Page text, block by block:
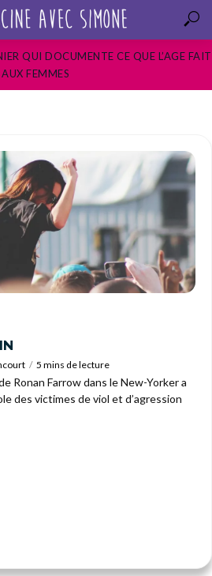
QUI DOCUMENTE CE QUE L’AGE FAIT
AUX FEMMES
5 mins de lecture
Ronan Farrow dans le New-Yorker a
des victimes de viol et d’agression